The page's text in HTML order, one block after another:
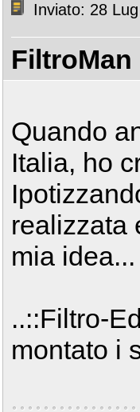
Inviato: 28
FiltroMan
Quando
Italia, ho
realizzata
mia idea...
..::Filtro-
montato i